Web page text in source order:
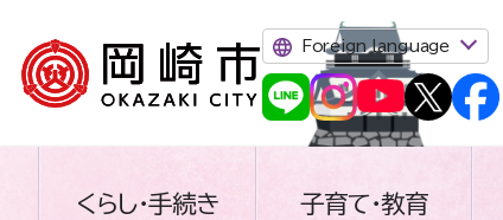
Foreign language
くらし・手続き 子育て・教育